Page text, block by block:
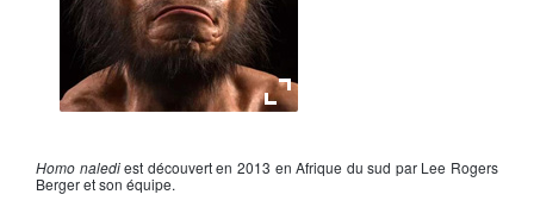
Homo nalediest découvert en 2013 en Afrique du sud par Lee Rogers
Berger et son équipe.